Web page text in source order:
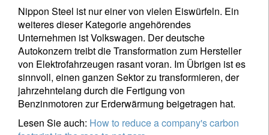
Nippon Steel ist nur einer von vielen Eiswürfeln. Ein
weiteres dieser Kategorie angehörendes
Unternehmen ist Volkswagen. Der deutsche
Autokonzern treibt die Transformation zum Hersteller
von Elektrofahrzeugen rasant voran. Im Übrigen ist es
sinnvoll, einen ganzen Sektor zu transformieren, der
jahrzehntelang durch die Fertigung von
Benzinmotoren zur Erderwärmung beigetragen hat.
Lesen Sie auch: How to reduce a company's carbon